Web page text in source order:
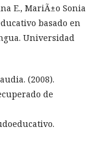
E., MariÃ±o Sonia
basado en
Universidad
(2008).
de